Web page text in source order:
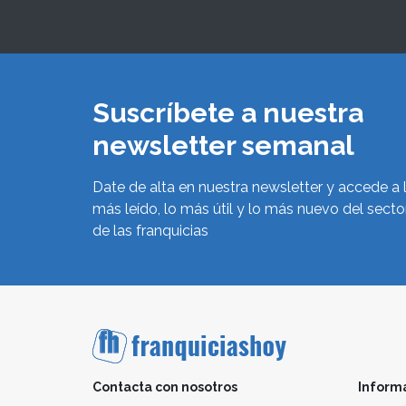
Suscríbete a nuestra
newsletter semanal
Date de alta en nuestra newsletter y accede a
más leído, lo más útil y lo más nuevo del
de las franquicias
Contacta con nosotros